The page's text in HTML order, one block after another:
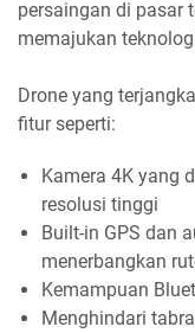
persaingan di pasar
memajukan
Drone yang
fitur seperti:
Kamera 4K yang
resolusi tinggi
Built-in GPS dan
menerbangkan
Kemampuan
Menghindari